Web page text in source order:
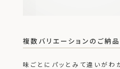
複数バリエーションのご納品
味ごとにパッとみて違いがわ